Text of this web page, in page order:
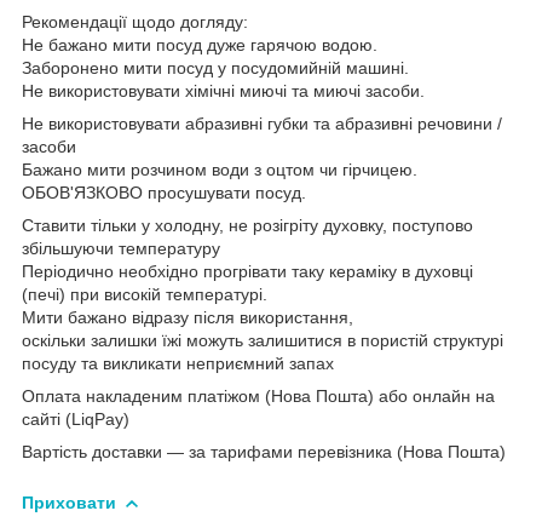
Рекомендації щодо догляду:
Не бажано мити посуд дуже гарячою водою.
Заборонено мити посуд у посудомийній машині.
Не використовувати хімічні миючі та миючі засоби.
Не використовувати абразивні губки та абразивні речовини /
засоби
Бажано мити розчином води з оцтом чи гірчицею.
ОБОВ'ЯЗКОВО просушувати посуд.
Ставити тільки у холодну, не розігріту духовку, поступово
збільшуючи температуру
Періодично необхідно прогрівати таку кераміку в духовці
(печі) при високій температурі.
Мити бажано відразу після використання,
оскільки залишки їжі можуть залишитися в пористій структурі
посуду та викликати неприємний запах
Оплата накладеним платіжом (Нова Пошта) або онлайн на
сайті (LiqPay)
Вартість доставки — за тарифами перевізника (Нова Пошта)
Приховати